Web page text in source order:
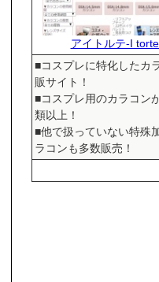
アイトルテ-I
■コスプレに特化したカ
販サイト！
■コスプレ用のカラコン
類以上！
■他で扱っていない特殊
ラコンも多数販売！